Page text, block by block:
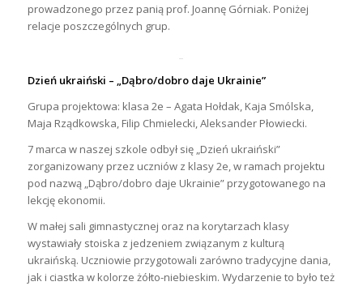
prowadzonego przez panią prof. Joannę Górniak. Poniżej
relacje poszczególnych grup.
Dzień ukraiński – „Dąbro/dobro daje Ukrainie”
Grupa projektowa: klasa 2e – Agata Hołdak, Kaja Smólska,
Maja Rządkowska, Filip Chmielecki, Aleksander Płowiecki.
7 marca w naszej szkole odbył się „Dzień ukraiński”
zorganizowany przez uczniów z klasy 2e, w ramach projektu
pod nazwą „Dąbro/dobro daje Ukrainie” przygotowanego na
lekcję ekonomii.
W małej sali gimnastycznej oraz na korytarzach klasy
wystawiały stoiska z jedzeniem związanym z kulturą
ukraińską. Uczniowie przygotowali zarówno tradycyjne dania,
jak i ciastka w kolorze żółto-niebieskim. Wydarzenie to było też